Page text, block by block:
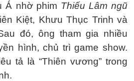
Á nhờ phim Thiếu Lâm ngũ
Kiệt, Khưu Thục Trinh và
đó, ông tham gia nhiều
hình, chủ trì game show.
tả là “Thiên vương” trong